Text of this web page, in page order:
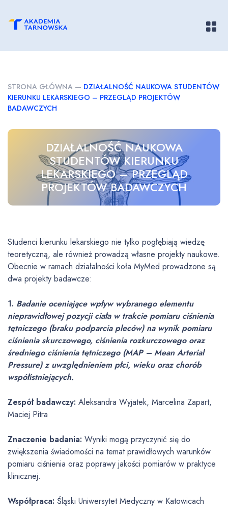
STRONA GŁÓWNA — DZIAŁALNOŚĆ NAUKOWA STUDENTÓW
KIERUNKU LEKARSKIEGO – PRZEGLĄD PROJEKTÓW
BADAWCZYCH
DZIAŁALNOŚĆ NAUKOWA
STUDENTÓW KIERUNKU
LEKARSKIEGO – PRZEGLĄD
PROJEKTÓW BADAWCZYCH
Studenci kierunku lekarskiego nie tylko pogłębiają wiedzę
teoretyczną, ale również prowadzą własne projekty naukowe.
Obecnie w ramach działalności koła MyMed prowadzone są
dwa projekty badawcze:
1. Badanie oceniające wpływ wybranego elementu
nieprawidłowej pozycji ciała w trakcie pomiaru ciśnienia
tętniczego (braku podparcia pleców) na wynik pomiaru
ciśnienia skurczowego, ciśnienia rozkurczowego oraz
średniego ciśnienia tętniczego (MAP – Mean Arterial
Pressure) z uwzględnieniem płci, wieku oraz chorób
współistniejących.​
Zespół badawczy: Aleksandra Wyjatek, Marcelina Zapart,
Maciej Pitra
Znaczenie badania: Wyniki mogą przyczynić się do
zwiększenia świadomości na temat prawidłowych warunków
pomiaru ciśnienia oraz poprawy jakości pomiarów w praktyce
klinicznej.
Współpraca: Śląski Uniwersytet Medyczny w Katowicach